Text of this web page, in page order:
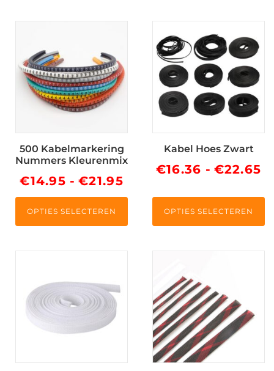
500 Kabelmarkering
Nummers Kleurenmix
€14.95 - €21.95Prijsklasse:
€14.95
OPTIES SELECTEREN
heeft
meerdere
variaties.
Deze
gekozen
worden
op
de
productpagina
Kabel Hoes Zwart
€16.36 - €22.65
OPTIES SELECTEREN
product
heeft
meerdere
variaties.
Deze
optie
gekozen
worden
de
productpagina
heeft
meerdere
product
heeft
meerdere
variaties.
Deze
optie
kan